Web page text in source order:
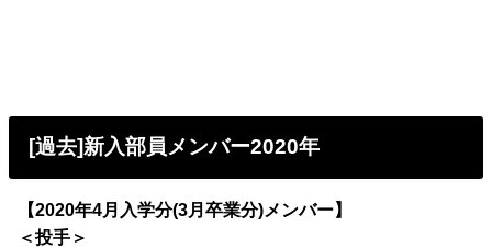
[過去]新入部員メンバー2020年
【2020年4月入学分(3月卒業分)メンバー】
＜投手＞